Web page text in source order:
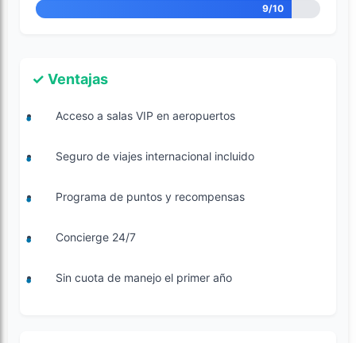
9/10
✓ Ventajas
Acceso a salas VIP en aeropuertos
Seguro de viajes internacional incluido
Programa de puntos y recompensas
Concierge 24/7
Sin cuota de manejo el primer año